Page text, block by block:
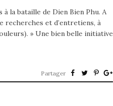
la bataille de Dien Bien Phu. A
recherches et d’entretiens, à
» Une bien belle initiative
Partager